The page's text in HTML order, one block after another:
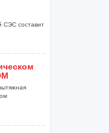
СЭС составит